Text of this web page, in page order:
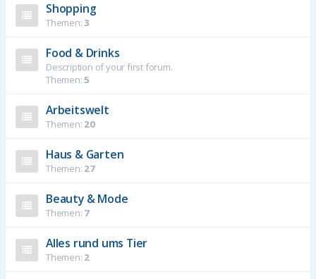
Shopping
Themen:3
Food & Drinks
Description of your first forum.
Themen:5
Arbeitswelt
Themen: 20
Haus & Garten
Themen: 27
Beauty & Mode
Themen: 7
Alles rund ums Tier
Themen: 2